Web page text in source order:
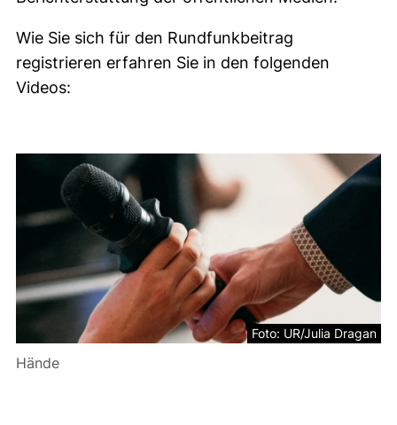
Wie Sie sich für den Rundfunkbeitrag
registrieren erfahren Sie in den folgenden
Videos:
Foto: UR/Julia Dragan
Hände